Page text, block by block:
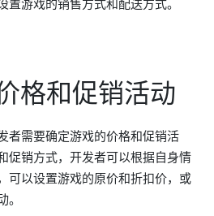
置游戏的销售方式和配送方式。
格和促销活动
者需要确定游戏的价格和促销活
促销方式，开发者可以根据自身情
可以设置游戏的原价和折扣价，或